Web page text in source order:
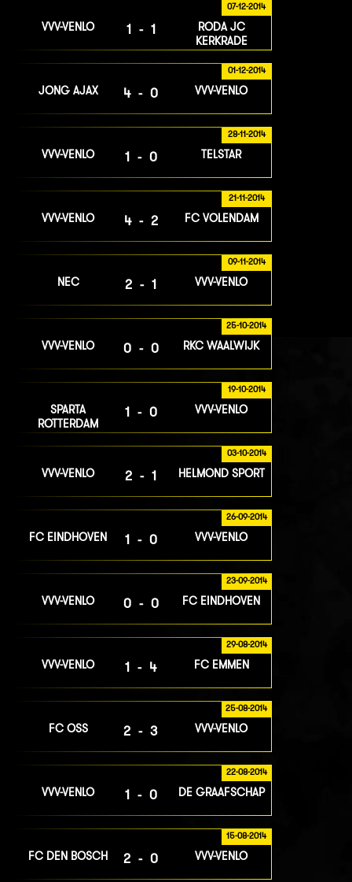
07-12-2014
VVV-VENLO 1-1
RODA JC
KERKRADE
01-12-2014
JONG AJAX 4-0 VVV-VENLO
28-11-2014
VVV-VENLO 1-0 TELSTAR
21-11-2014
VVV-VENLO 4-2 FC VOLENDAM
09-11-2014
NEC 2-1 VVV-VENLO
25-10-2014
VVV-VENLO 0-0 RKC WAALWIJK
19-10-2014
SPARTA
ROTTERDAM
1-0 VVV-VENLO
03-10-2014
VVV-VENLO 2-1 HELMOND SPORT
26-09-2014
FC EINDHOVEN 1-0 VVV-VENLO
23-09-2014
VVV-VENLO 0-0 FC EINDHOVEN
29-08-2014
VVV-VENLO 1-4 FC EMMEN
25-08-2014
FC OSS 2-3 VVV-VENLO
22-08-2014
VVV-VENLO 1-0 DE GRAAFSCHAP
15-08-2014
FC DEN BOSCH 2-0 VVV-VENLO